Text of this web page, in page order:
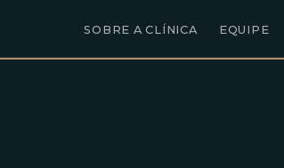
SOBRE A CLÍNICA EQUIPE